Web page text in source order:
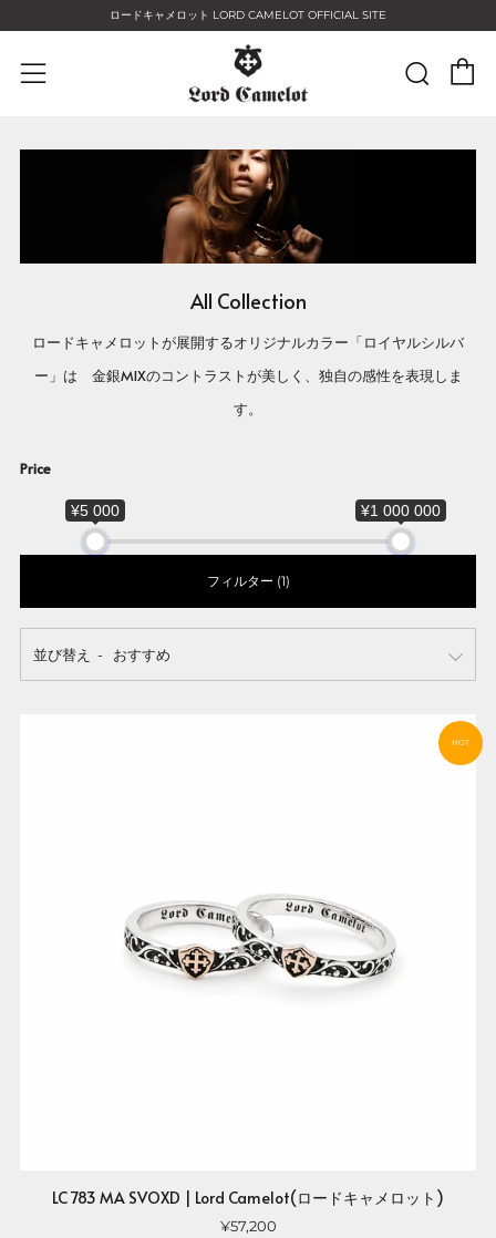
ロードキャメロット LORD CAMELOT OFFICIAL SITE
Menu
All Collection
ロードキャメロットが展開するオリジナルカラー「ロイヤルシルバ
ー」は 金銀MIXのコントラストが美しく、独自の感性を表現しま
す。
Price
¥5 000 ¥1 000 000
フィルター (1)
並び替え
HOT
LC 783 MA SVOXD | Lord Camelot(ロードキャメロット)
¥57,200